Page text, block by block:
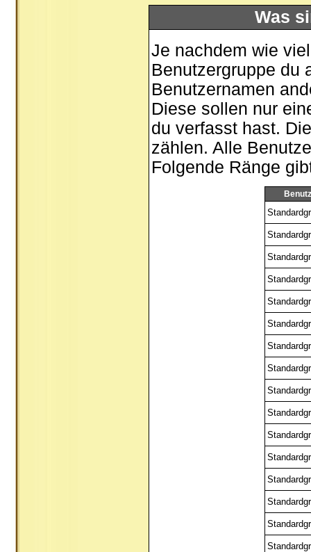
Was
Je nachdem wie
Benutzergruppe du
Benutzernamen
Diese sollen nur
du verfasst hast.
zählen. Alle
Folgende Ränge